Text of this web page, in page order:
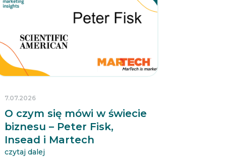
O czym się mówi w świecie
biznesu – Peter Fisk,
Insead i Martech
7.07.2026
czytaj dalej